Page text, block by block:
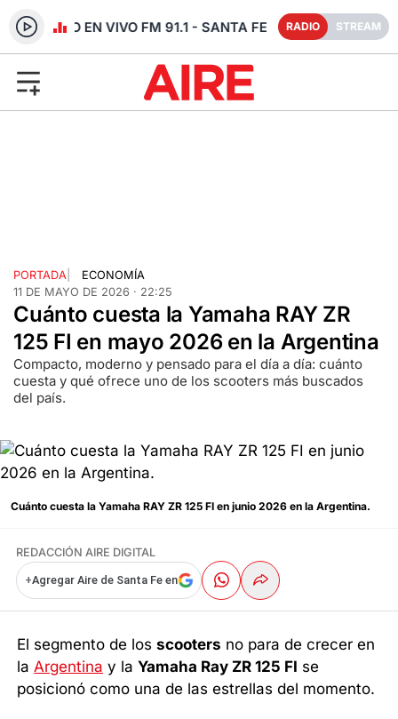
RADIO EN VIVO FM 91.1 - SANTA FE RADIO STREAM
PORTADA
ECONOMÍA
11 DE MAYO DE 2026 · 22:25
Cuánto cuesta la Yamaha RAY ZR
125 FI en mayo 2026 en la Argentina
Compacto, moderno y pensado para el día a día: cuánto
cuesta y qué ofrece uno de los scooters más buscados
del país.
Cuánto cuesta la Yamaha RAY ZR 125 FI en junio 2026 en la Argentina.
REDACCIÓN AIRE DIGITAL
+Agregar Aire de Santa Fe en
El segmento de losscooters no para de crecer en
laArgentina y laYamaha Ray ZR 125 FI se
posicionó como una de las estrellas del momento.